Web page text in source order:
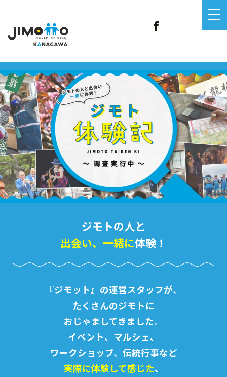
ジモトの人と
出会い、一緒に体験！
『ジモット』の運営スタッフが、
たくさんのジモトに
おじゃましてきました。
イベント、マルシェ、
ワークショップ、伝統行事など
実際に体験して感じた、